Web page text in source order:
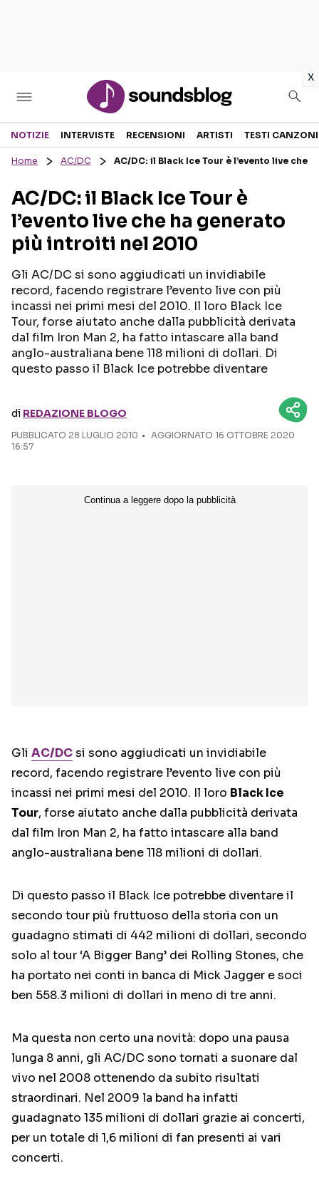
x
Sezioni
RECENSIONI MUSICALI
INTERVISTE
GOSSIP E CURIOSITÀ
TESTI CANZONI
TOUR ED EVENTI
TALENT SHOW
Seguici sui social
NOTIZIE INTERVISTE RECENSIONI ARTISTI TESTI CANZONI
Home AC/DC AC/DC: il Black Ice Tour è l’evento live che
AC/DC: il Black Ice Tour è
l’evento live che ha generato
più introiti nel 2010
Gli AC/DC si sono aggiudicati un invidiabile
record, facendo registrare l’evento live con più
incassi nei primi mesi del 2010. Il loro Black Ice
Tour, forse aiutato anche dalla pubblicità derivata
dal film Iron Man 2, ha fatto intascare alla band
anglo-australiana bene 118 milioni di dollari. Di
questo passo il Black Ice potrebbe diventare
di REDAZIONE BLOGO
PUBBLICATO 28 LUGLIO 2010
AGGIORNATO 16 OTTOBRE 2020
16:57
Gli AC/DCsi sono aggiudicati un invidiabile
record, facendo registrare l’evento live con più
incassi nei primi mesi del 2010. Il loro Black Ice
Tour, forse aiutato anche dalla pubblicità derivata
dal film Iron Man 2, ha fatto intascare alla band
anglo-australiana bene 118 milioni di dollari.
Di questo passo il Black Ice potrebbe diventare il
secondo tour più fruttuoso della storia con un
guadagno stimati di 442 milioni di dollari, secondo
solo al tour ‘A Bigger Bang’ dei Rolling Stones, che
ha portato nei conti in banca di Mick Jagger e soci
ben 558.3 milioni di dollari in meno di tre anni.
Ma questa non certo una novità: dopo una pausa
lunga 8 anni, gli AC/DC sono tornati a suonare dal
vivo nel 2008 ottenendo da subito risultati
straordinari. Nel 2009 la band ha infatti
guadagnato 135 milioni di dollari grazie ai concerti,
per un totale di 1,6 milioni di fan presenti ai vari
concerti.